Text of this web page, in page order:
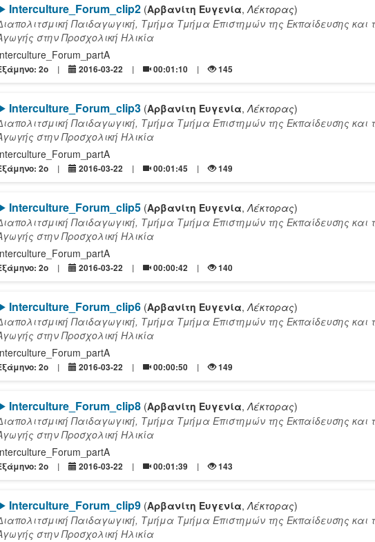
[Play]
Interculture_Forum_clip2 (Αρβανίτη Ευγενία,Λέκτορας)
Παιδαγωγική, Τμήμα Τμήμα Επιστημών της Εκπαίδευσης και
στην Προσχολική Ηλικία
2o 2016-03-22 00:01:10 145
[Play]
Interculture_Forum_clip3 (Αρβανίτη Ευγενία,Λέκτορας)
Παιδαγωγική, Τμήμα Τμήμα Επιστημών της Εκπαίδευσης και
στην Προσχολική Ηλικία
2o 2016-03-22 00:01:45 149
[Play]
Interculture_Forum_clip5 (Αρβανίτη Ευγενία,Λέκτορας)
Παιδαγωγική, Τμήμα Τμήμα Επιστημών της Εκπαίδευσης και
στην Προσχολική Ηλικία
2o 2016-03-22 00:00:42 140
[Play]
Interculture_Forum_clip6 (Αρβανίτη Ευγενία,Λέκτορας)
Παιδαγωγική, Τμήμα Τμήμα Επιστημών της Εκπαίδευσης και
στην Προσχολική Ηλικία
2o 2016-03-22 00:00:50 149
[Play]
Interculture_Forum_clip8 (Αρβανίτη Ευγενία,Λέκτορας)
Παιδαγωγική, Τμήμα Τμήμα Επιστημών της Εκπαίδευσης και
στην Προσχολική Ηλικία
2o 2016-03-22 00:01:39 143
[Play]
Interculture_Forum_clip9 (Αρβανίτη Ευγενία,Λέκτορας)
Παιδαγωγική, Τμήμα Τμήμα Επιστημών της Εκπαίδευσης και
στην Προσχολική Ηλικία